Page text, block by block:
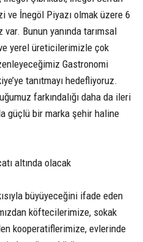
ve İnegöl Piyazı olmak üzere 6
Bunun yanında tarımsal
yerel üreticilerimizle çok
Gastronomi
tanıtmayı hedefliyoruz.
farkındalığı daha da ileri
güçlü bir marka şehir haline
altında olacak
büyüyeceğini ifade eden
köftecilerimize, sokak
kooperatiflerimize, evlerinde